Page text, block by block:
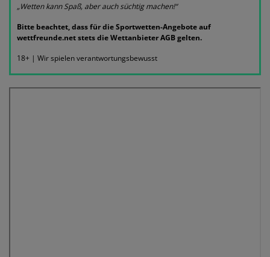
„Wetten kann Spaß, aber auch süchtig machen!“
Bitte beachtet, dass für die Sportwetten-Angebote auf
wettfreunde.net stets die Wettanbieter AGB gelten.
18+ | Wir spielen verantwortungsbewusst